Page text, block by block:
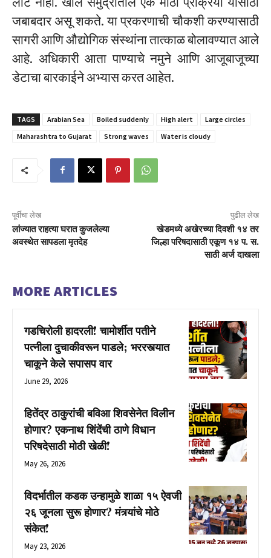
जबाबदार असू शकते. या प्रकरणाची चौकशी करण्यासाठी
सागरी आणि औद्योगिक संस्थांना तात्काळ बोलावण्यात आले
आहे. अधिकारी आता पाण्याचे नमुने आणि आजूबाजूच्या
डेटाचा बारकाईने अभ्यास करत आहेत.
TAGS Arabian Sea Boiled suddenly High alert
Large circles
Maharashtra to Gujarat
Strong waves Water is cloudy
पूर्वीचा लेख
लांज्यात राहत्या घरात कुजलेल्या
अवस्थेत सापडला मृतदेह
पुढील लेख
खेडमध्ये अखेरच्या दिवशी १४ तर
जिल्हा परिषदासाठी एकूण १४ प. स.
साठी अर्ज दाखला
MORE ARTICLES
गडचिरोली हादरली! चामोर्शीत पतीने
पत्नीला दुचाकीवरून पाडले; भररस्त्यात
चाकूने केले सपासप वार
June 29, 2026
हितेंद्र ठाकुरांची बविआ शिवसेनेत विलीन
होणार? एकनाथ शिंदेंची ठाणे विधान
परिषदेसाठी मोठी खेळी!
May 26, 2026
विदर्भातील कडक उन्हामुळे शाळा १५ ऐवजी
२६ जूनला सुरू होणार? मंत्र्यांचे मोठे
संकेत!
May 23, 2026